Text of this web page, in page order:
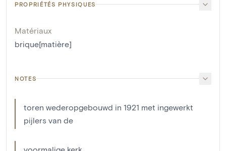
PROPRIÉTÉS PHYSIQUES
Matériaux
brique[matière]
NOTES
toren wederopgebouwd in 1921 met ingewerkt
pijlers van de